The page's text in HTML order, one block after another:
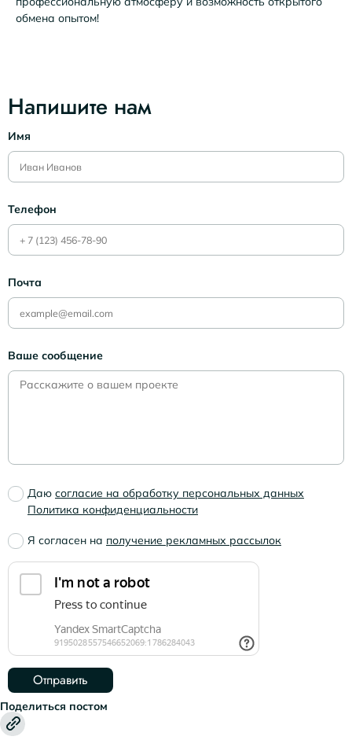
обмена опытом!
Напишите нам
Имя
Телефон
Почта
Ваше сообщение
Даю согласие на обработку персональных данных
Политика конфиденциальности
Я согласен на получение рекламных рассылок
Поделиться постом